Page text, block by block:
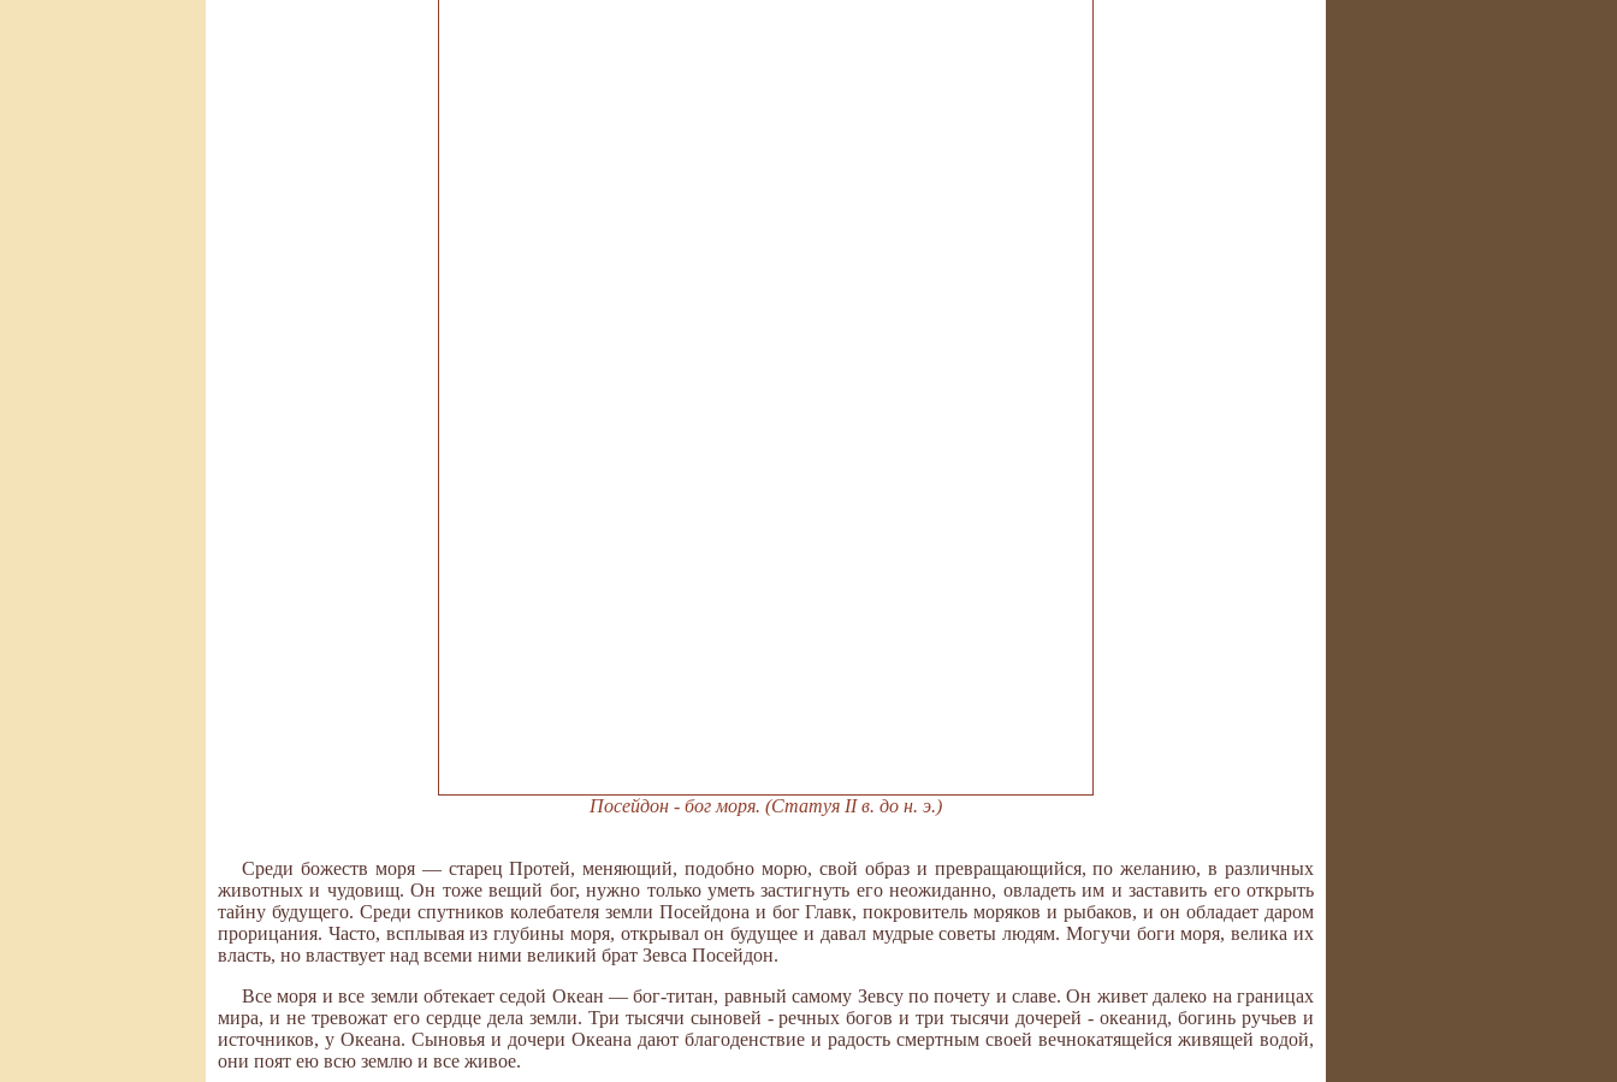
Посейдон - бог моря. (Статуя II в. до н. э.)
Среди божеств моря — старец Протей, меняющий, подобно морю, свой образ и превращающийся, по желанию, в различных
животных и чудовищ. Он тоже вещий бог, нужно только уметь застигнуть его неожиданно, овладеть им и заставить его открыть
тайну будущего. Среди спутников колебателя земли Посейдона и бог Главк, покровитель моряков и рыбаков, и он обладает даром
прорицания. Часто, всплывая из глубины моря, открывал он будущее и давал мудрые советы людям. Могучи боги моря, велика их
власть, но властвует над всеми ними великий брат Зевса Посейдон.
Все моря и все земли обтекает седой Океан — бог-титан, равный самому Зевсу по почету и славе. Он живет далеко на границах
мира, и не тревожат его сердце дела земли. Три тысячи сыновей - речных богов и три тысячи дочерей - океанид, богинь ручьев и
источников, у Океана. Сыновья и дочери Океана дают благоденствие и радость смертным своей вечнокатящейся живящей водой,
они поят ею всю землю и все живое.